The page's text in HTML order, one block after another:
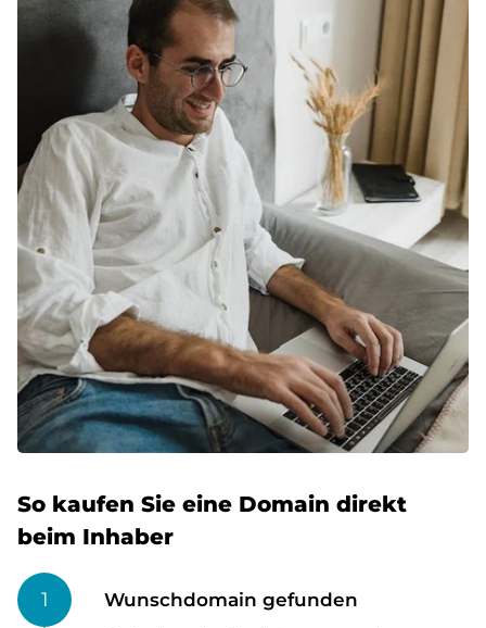
So kaufen Sie eine Domain direkt
beim Inhaber
1 Wunschdomain gefunden